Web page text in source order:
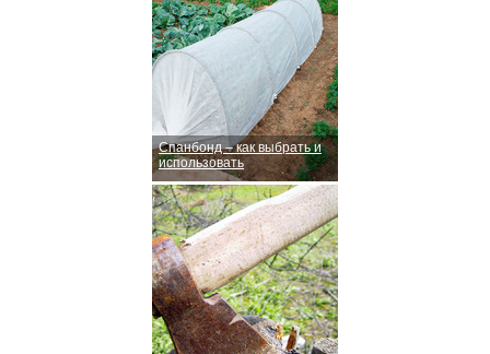
Спанбонд – как выбрать и
использовать